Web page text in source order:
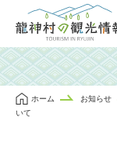
ス
キ
ホーム お知らせ
いて